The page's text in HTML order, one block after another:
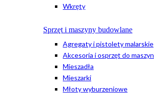
Wkręty
Sprzęt i maszyny budowlane
Agregaty i pistolety malarskie
Akcesoria i osprzęt do maszyn
Mieszadła
Mieszarki
Młoty wyburzeniowe